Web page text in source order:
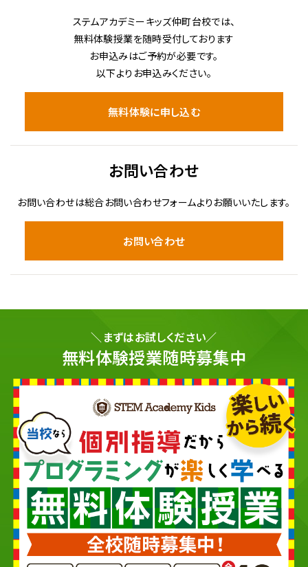
ステムアカデミーキッズ仲町台校では、
無料体験授業を随時受付しております
お申込みはご予約が必要です。
以下よりお申込みください。
無料体験に申し込む
お問い合わせ
お問い合わせは総合お問い合わせフォームよりお願いいたします。
お問い合わせ
＼まずはお試しください／
無料体験授業随時募集中